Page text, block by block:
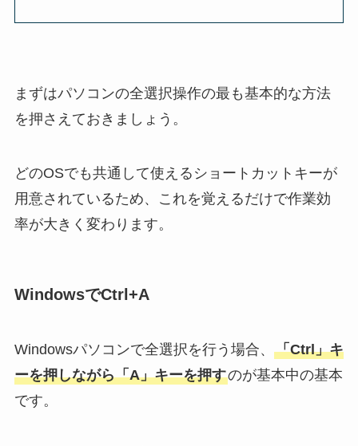
まずはパソコンの全選択操作の最も基本的な方法
を押さえておきましょう。
どのOSでも共通して使えるショートカットキーが
用意されているため、これを覚えるだけで作業効
率が大きく変わります。
WindowsでCtrl+A
Windowsパソコンで全選択を行う場合、 「Ctrl」キ
ーを押しながら「A」キーを押すのが基本中の基本
です。